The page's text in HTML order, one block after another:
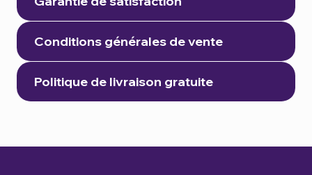
Conditions générales de vente
Politique de livraison gratuite